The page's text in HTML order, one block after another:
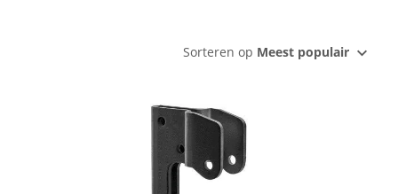
Sorteren op Meest populair